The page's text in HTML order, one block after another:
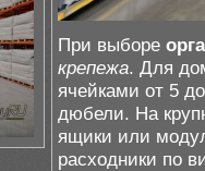
При выборе
крепежа. Для
ячейками от 5
дюбели. На
ящики или
расходники по